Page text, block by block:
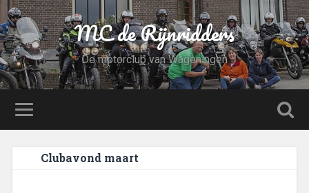
MC de Rijnridders
De motorclub van Wageningen
Clubavond maart